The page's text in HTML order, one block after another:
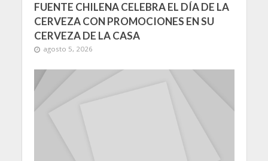
FUENTE CHILENA CELEBRA EL DÍA DE LA
CERVEZA CON PROMOCIONES EN SU
CERVEZA DE LA CASA
agosto 5, 2026